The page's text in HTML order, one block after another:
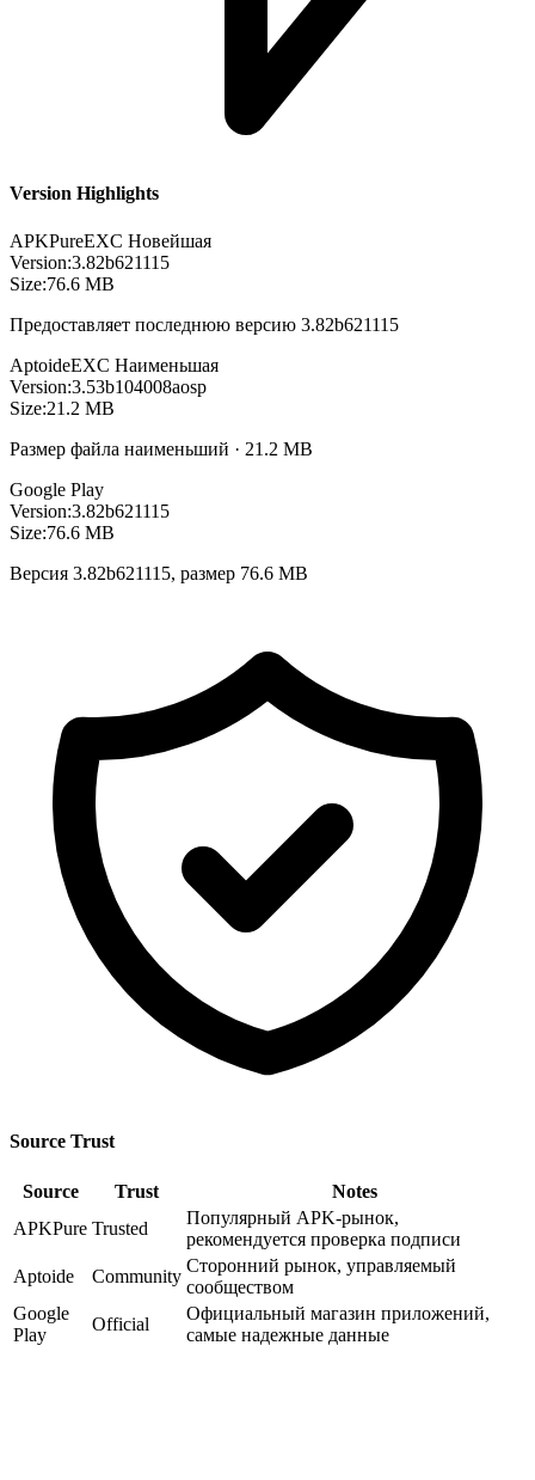
Version Highlights
APKPureEXC Новейшая
Version:3.82b621115
Size:76.6 MB
Предоставляет последнюю версию 3.82b621115
AptoideEXC Наименьшая
Version:3.53b104008aosp
Size:21.2 MB
Размер файла наименьший · 21.2 MB
Google Play
Version:3.82b621115
Size:76.6 MB
Версия 3.82b621115, размер 76.6 MB
Source Trust
Source Trust
Notes
APKPure Trusted
Популярный APK-рынок,
рекомендуется проверка подписи
Aptoide
Community
Сторонний рынок, управляемый
сообществом
Google
Play
Official
Официальный магазин приложений,
самые надежные данные